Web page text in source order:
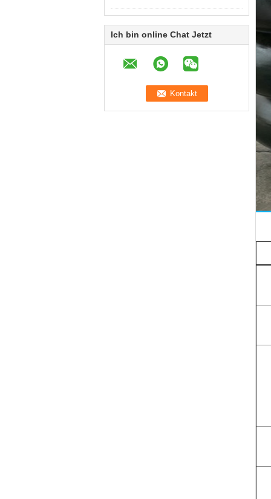
Ich bin online Chat Jetzt